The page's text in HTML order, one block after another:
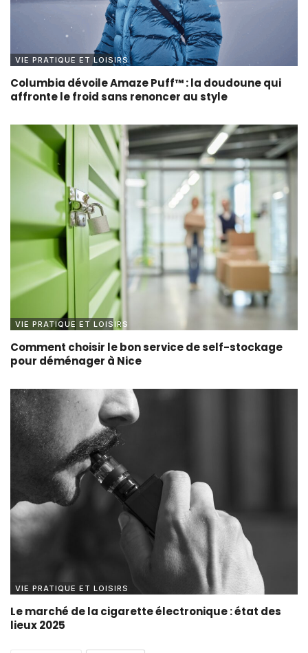
VIE PRATIQUE ET LOISIRS
Columbia dévoile Amaze Puff™ : la doudoune qui
affronte le froid sans renoncer au style
VIE PRATIQUE ET LOISIRS
Comment choisir le bon service de self-stockage
pour déménager à Nice
VIE PRATIQUE ET LOISIRS
Le marché de la cigarette électronique : état des
lieux 2025